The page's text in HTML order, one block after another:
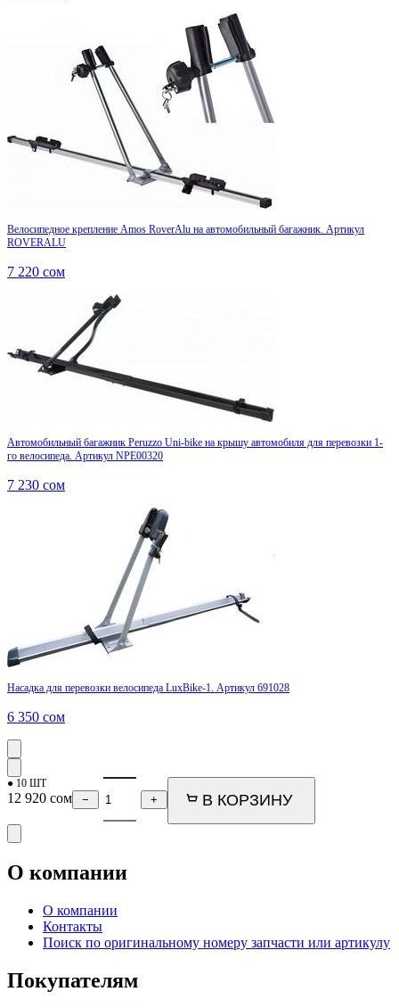
Велосипедное крепление Amos RoverAlu на автомобильный багажник. Артикул
ROVERALU
7 220 сом
Автомобильный багажник Peruzzo Uni-bike на крышу автомобиля для перевозки 1-
го велосипеда. Артикул NPE00320
7 230 сом
Насадка для перевозки велосипеда LuxBike-1. Артикул 691028
6 350 сом
● 10 ШТ
12 920 сом − + В КОРЗИНУ
О компании
О компании
Контакты
Поиск по оригинальному номеру запчасти или артикулу
Покупателям